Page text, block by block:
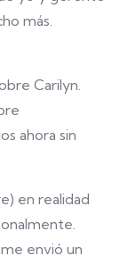
más.
Carilyn.
ahora sin
en realidad
envió un